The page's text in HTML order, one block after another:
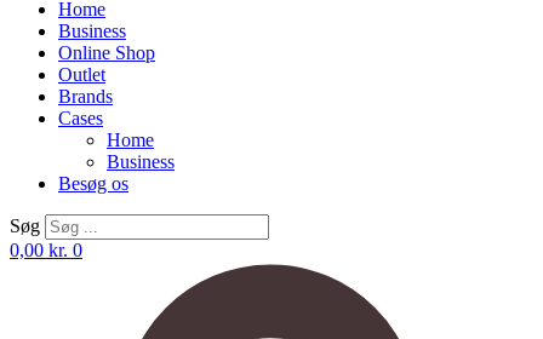
Home
Business
Online Shop
Outlet
Brands
Cases
Home
Business
Besøg os
Søg
0,00 kr. 0